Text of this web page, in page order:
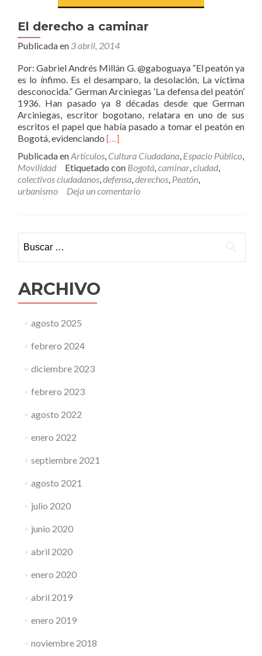
El derecho a caminar
Publicada en 3 abril, 2014
Por: Gabriel Andrés Millán G. @gaboguaya “El peatón ya
es lo ínfimo. Es el desamparo, la desolación, La víctima
desconocida.” German Arciniegas ‘La defensa del peatón’
1936. Han pasado ya 8 décadas desde que German
Arciniegas, escritor bogotano, relatara en uno de sus
escritos el papel que había pasado a tomar el peatón en
Bogotá, evidenciando Leer
derecho
a
caminar
[…]
Publicada enArtículos, Cultura Ciudadana, Espacio Público,
Movilidad
Etiquetado con Bogotá,caminar,ciudad,
colectivos ciudadanos,defensa,derechos, Peatón,
urbanismo
Deja un comentario
ARCHIVO
agosto 2025
febrero 2024
diciembre 2023
febrero 2023
agosto 2022
enero 2022
septiembre 2021
agosto 2021
julio 2020
junio 2020
abril 2020
enero 2020
abril 2019
enero 2019
noviembre 2018